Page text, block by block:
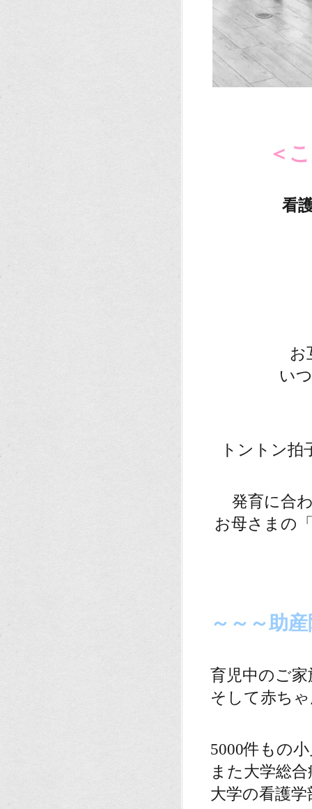
＜
看
お
い
トントン
発育に合
お母さまの
～～～助
育児中のご
そして赤ち
5000件もの
また大学総
大学の看護